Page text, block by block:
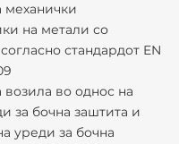
механички
на метали со
стандардот EN
во однос на
за бочна заштита и
уреди за бочна